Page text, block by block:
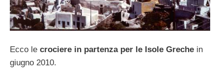
Ecco le crociere in partenza per le Isole Greche in
giugno 2010.